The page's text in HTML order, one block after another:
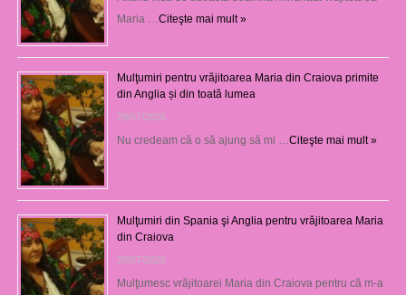
Maria … Citeşte mai mult »
Mulţumiri pentru vrăjitoarea Maria din Craiova primite
din Anglia și din toată lumea
29/07/2026
Nu credeam că o să ajung să mi … Citeşte mai mult »
Mulţumiri din Spania şi Anglia pentru vrăjitoarea Maria
din Craiova
28/07/2026
Mulţumesc vrăjitoarei Maria din Craiova pentru că m-a